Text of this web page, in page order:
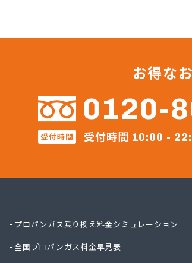
お得な
0120-
受付時間 受付時間 10:00 -
プロパンガス乗り換え料金シミュレーション
全国プロパンガス料金早見表